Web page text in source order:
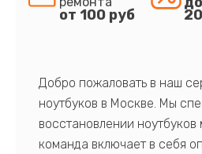
от 100 руб
Добро пожаловать в наш
ноутбуков в Москве. Мы
восстановлении
команда включает в себя